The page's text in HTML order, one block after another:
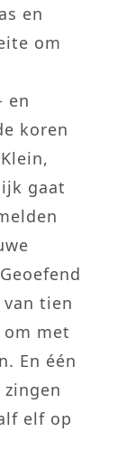
en
om
en
koren
gaat
tien
met
En één
elf op